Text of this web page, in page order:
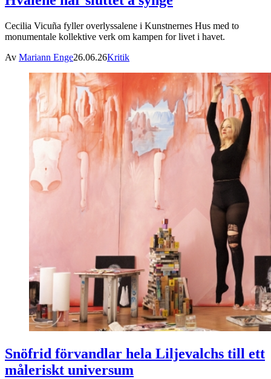
Cecilia Vicuña fyller overlyssalene i Kunstnernes Hus med to
monumentale kollektive verk om kampen for livet i havet.
Av Mariann Enge26.06.26Kritik
Snöfrid förvandlar hela Liljevalchs till ett
måleriskt universum